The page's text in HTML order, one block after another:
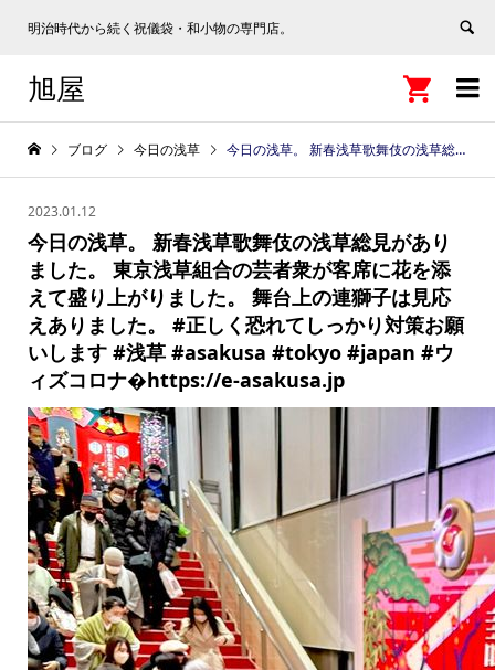
明治時代から続く祝儀袋・和小物の専門店。

旭屋 
ブログ 今日の浅草 今日の浅草。 新春浅草歌舞伎の浅草総見がありました。 東京浅草組合の芸者衆が客席に花を添えて盛り上がりました。 舞台上の連獅子は見応えありました。 #正しく恐れてしっかり対策お願いします #浅草 #asakusa #tokyo #japan #ウィズコロナ�https://e-asakusa.jp
2023.01.12
今日の浅草。 新春浅草歌舞伎の浅草総見があり
ました。 東京浅草組合の芸者衆が客席に花を添
えて盛り上がりました。 舞台上の連獅子は見応
えありました。 #正しく恐れてしっかり対策お願
いします #浅草 #asakusa #tokyo #japan #ウ
ィズコロナ�https://e-asakusa.jp